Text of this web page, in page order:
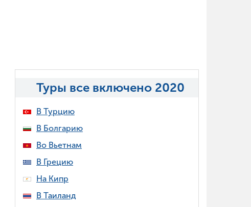
Туры все включено 2020
В Турцию
В Болгарию
Во Вьетнам
В Грецию
На Кипр
В Таиланд